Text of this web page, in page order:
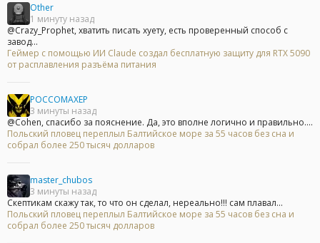
Other
1 минуту назад
@Crazy_Prophet, хватить писать хуету, есть проверенный способ с
завод...
Геймер с помощью ИИ Claude создал бесплатную защиту для RTX 5090
от расплавления разъёма питания
POCCOMAXEP
3 минуты назад
@Cohen, спасибо за пояснение. Да, это вполне логично и правильно....
Польский пловец переплыл Балтийское море за 55 часов без сна и
собрал более 250 тысяч долларов
master_chubos
3 минуты назад
Скептикам скажу так, то что он сделал, нереально!!! сам плавал...
Польский пловец переплыл Балтийское море за 55 часов без сна и
собрал более 250 тысяч долларов